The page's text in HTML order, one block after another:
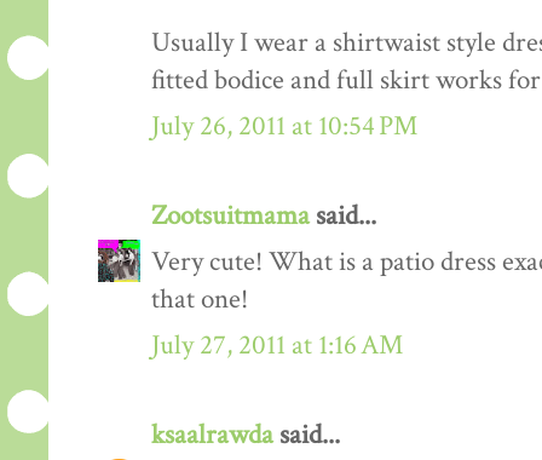
Usually I wear a shirtwaist style
fitted bodice and full skirt works
July 26, 2011 at 10:54 PM
Zootsuitmamasaid...
Very cute! What is a patio dress
that one!
July 27, 2011 at 1:16 AM
ksaalrawdasaid...